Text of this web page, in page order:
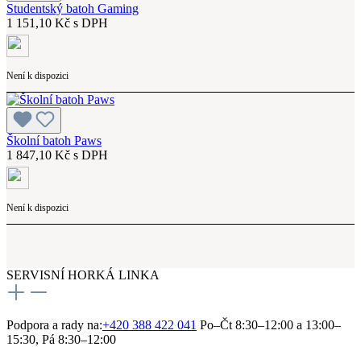
Studentský batoh Gaming
1 151,10 Kč s DPH
Není k dispozici
Školní batoh Paws
1 847,10 Kč s DPH
Není k dispozici
SERVISNÍ HORKÁ LINKA
Podpora a rady na:+420 388 422 041 Po–Čt 8:30–12:00 a 13:00–
15:30, Pá 8:30–12:00